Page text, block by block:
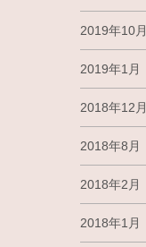
2019年10月
2019年1月
2018年12月
2018年8月
2018年2月
2018年1月